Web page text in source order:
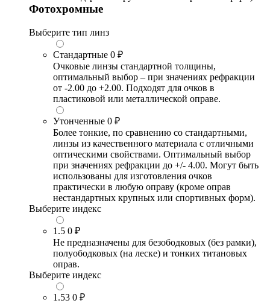
Фотохромные
Выберите тип линз
Стандартные 0 ₽
Очковые линзы стандартной толщины,
оптимальный выбор – при значениях рефракции
от -2.00 до +2.00. Подходят для очков в
пластиковой или металлической оправе.
Утонченные 0 ₽
Более тонкие, по сравнению со стандартными,
линзы из качественного материала с отличными
оптическими свойствами. Оптимальный выбор
при значениях рефракции до +/- 4.00. Могут быть
использованы для изготовления очков
практически в любую оправу (кроме оправ
нестандартных крупных или спортивных форм).
Выберите индекс
1.5 0 ₽
Не предназначены для безободковых (без рамки),
полуободковых (на леске) и тонких титановых
оправ.
Выберите индекс
1.53 0 ₽